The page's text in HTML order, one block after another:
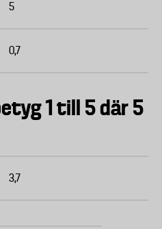
5
0,7
1 till 5 där 5
3,7